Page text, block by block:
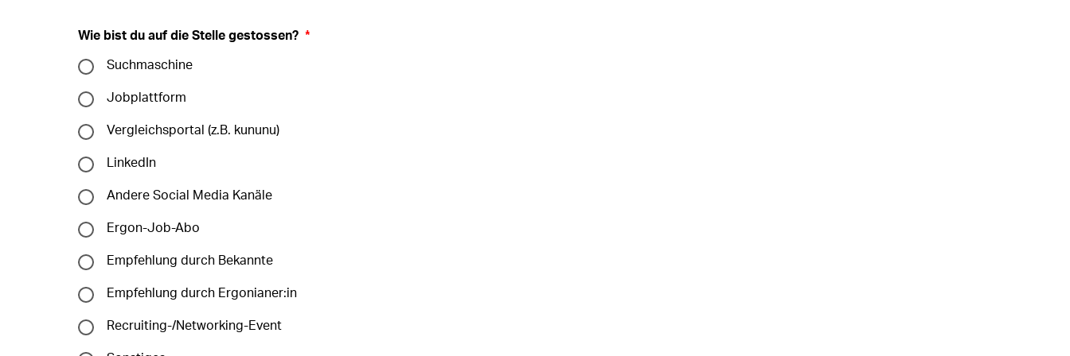
Wie bist du auf die Stelle gestossen? *
Suchmaschine
Jobplattform
Vergleichsportal (z.B. kununu)
LinkedIn
Andere Social Media Kanäle
Ergon-Job-Abo
Empfehlung durch Bekannte
Empfehlung durch Ergonianer:in
Recruiting-/Networking-Event